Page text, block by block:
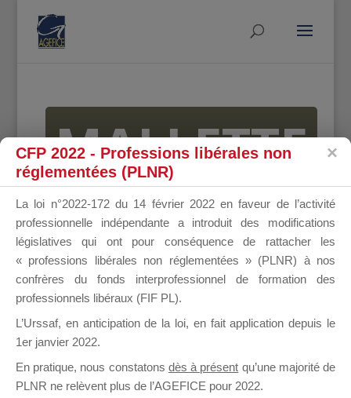
MALLETTE
DU
DIRIGEANT
il y a un mois
CFP 2022 - Professions libérales non
réglementées (PLNR)
La loi n°2022-172 du 14 février 2022 en faveur de l’activité
professionnelle indépendante a introduit des modifications
législatives qui ont pour conséquence de rattacher les
« professions libérales non réglementées » (PLNR) à nos
confrères du fonds interprofessionnel de formation des
professionnels libéraux (FIF PL).
L’Urssaf, en anticipation de la loi, en fait application depuis le
1er janvier 2022.
En pratique, nous constatons dès à présent qu’une majorité de
PLNR ne relèvent plus de l’AGEFICE pour 2022.